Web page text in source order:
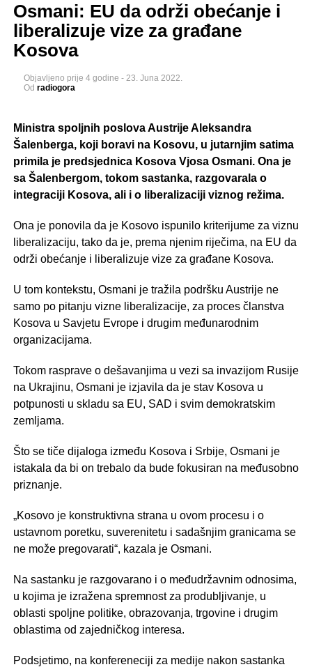
Osmani: EU da održi obećanje i
liberalizuje vize za građane
Kosova
Objavljeno prije 4 godine - 23. Juna 2022.
Od radiogora
Ministra spoljnih poslova Austrije Aleksandra
Šalenberga, koji boravi na Kosovu, u jutarnjim satima
primila je predsjednica Kosova Vjosa Osmani. Ona je
sa Šalenbergom, tokom sastanka, razgovarala o
integraciji Kosova, ali i o liberalizaciji viznog režima.
Ona je ponovila da je Kosovo ispunilo kriterijume za viznu
liberalizaciju, tako da je, prema njenim riječima, na EU da
održi obećanje i liberalizuje vize za građane Kosova.
U tom kontekstu, Osmani je tražila podršku Austrije ne
samo po pitanju vizne liberalizacije, za proces članstva
Kosova u Savjetu Evrope i drugim međunarodnim
organizacijama.
Tokom rasprave o dešavanjima u vezi sa invazijom Rusije
na Ukrajinu, Osmani je izjavila da je stav Kosova u
potpunosti u skladu sa EU, SAD i svim demokratskim
zemljama.
Što se tiče dijaloga između Kosova i Srbije, Osmani je
istakala da bi on trebalo da bude fokusiran na međusobno
priznanje.
„Kosovo je konstruktivna strana u ovom procesu i o
ustavnom poretku, suverenitetu i sadašnjim granicama se
ne može pregovarati“, kazala je Osmani.
Na sastanku je razgovarano i o međudržavnim odnosima,
u kojima je izražena spremnost za produbljivanje, u
oblasti spoljne politike, obrazovanja, trgovine i drugim
oblastima od zajedničkog interesa.
Podsjetimo, na konfereneciji za medije nakon sastanka